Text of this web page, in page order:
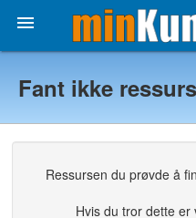

Fant ikke ressurs
Ressursen du prøvde å
Hvis du tror dette er